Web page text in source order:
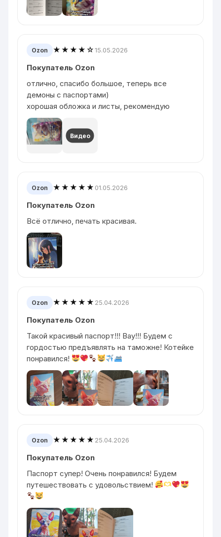
Ozon ★★★★☆15.05.2026
Покупатель Ozon
отлично, спасибо большое, теперь все
демоны с паспортами)
хорошая обложка и листы, рекомендую
Видео
Ozon ★★★★★ 01.05.2026
Покупатель Ozon
Всё отлично, печать красивая.
Ozon ★★★★★ 25.04.2026
Покупатель Ozon
Такой красивый паспорт!!! Вау!!! Будем с
гордостью предъявлять на таможне! Котейке
понравился!
Ozon ★★★★★ 25.04.2026
Покупатель Ozon
Паспорт супер! Очень понравился! Будем
путешествовать с удовольствием!